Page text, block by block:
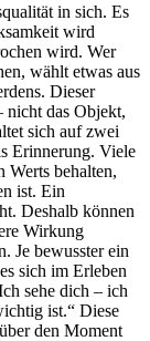
in sich. Es
wird
wird. Wer
wählt etwas aus
Dieser
nicht das Objekt,
sich auf zwei
Erinnerung. Viele
Werts behalten,
ist. Ein
Deshalb können
Wirkung
Je bewusster ein
sich im Erleben
sehe dich – ich
ist.“ Diese
den Moment